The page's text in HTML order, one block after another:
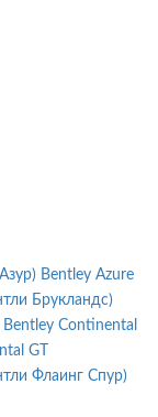
Bentley Azure
Bentley Continental
GT